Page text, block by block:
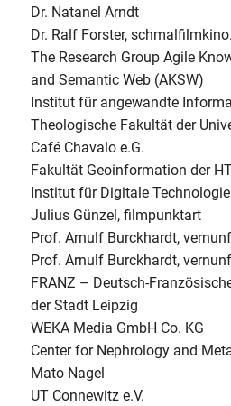
Dr. Natanel Arndt
Dr. Ralf Forster,
The Research Group Agile
and Semantic Web (AKSW)
Institut für angewandte
Theologische Fakultät der
Café Chavalo e.G.
Fakultät Geoinformation der
Institut für Digitale
Julius Günzel, filmpunktart
Prof. Arnulf Burckhardt,
Prof. Arnulf Burckhardt,
FRANZ – Deutsch-
der Stadt Leipzig
WEKA Media GmbH Co. KG
Center for Nephrology and
Mato Nagel
UT Connewitz e.V.